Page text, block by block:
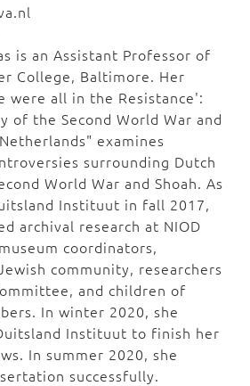
is an Assistant Professor of
College, Baltimore. Her
were all in the Resistance':
of the Second World War and
examines
surrounding Dutch
World War and Shoah. As
Instituut in fall 2017,
archival research at NIOD
coordinators,
community, researchers
and children of
In winter 2020, she
Instituut to finish her
In summer 2020, she
successfully.